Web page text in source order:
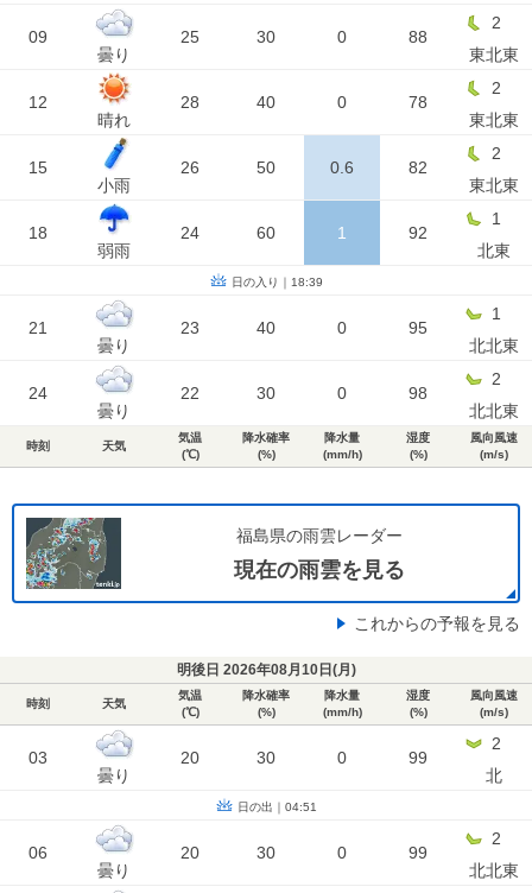
09
曇り
25 30 0 88
2
東北東
12
晴れ
28 40 0 78
2
東北東
15
小雨
26 50 0.6 82
2
東北東
18
弱雨
24 60 1 92
1
北東
日の入り｜18:39
21
曇り
23 40 0 95
1
北北東
24
曇り
22 30 0 98
2
北北東
時刻 天気
気温
(℃)
降水確率
(%)
降水量
(mm/h)
湿度
(%)
風向風速
(m/s)
福島県の雨雲レーダー
現在の雨雲を見る
これからの予報を見る
明後日 2026年08月10日(月 )
時刻 天気
気温
(℃)
降水確率
(%)
降水量
(mm/h)
湿度
(%)
風向風速
(m/s)
03
曇り
20 30 0 99
2
北
日の出｜04:51
06
曇り
20 30 0 99
2
北北東